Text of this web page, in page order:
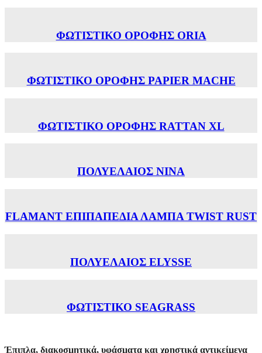
ΦΩΤΙΣΤΙΚΟ ΟΡΟΦΗΣ ORIA
ΦΩΤΙΣΤΙΚΟ ΟΡΟΦΗΣ PAPIER MACHE
ΦΩΤΙΣΤΙΚΟ ΟΡΟΦΗΣ RATTAN XL
ΠΟΛΥΕΛΑΙΟΣ ΝΙΝΑ
FLAMANT ΕΠΙΠΑΠΕΔΙΑ ΛΑΜΠΑ TWIST RUST
ΠΟΛΥΕΛΑΙΟΣ ELYSSE
ΦΩΤΙΣΤΙΚΟ SEAGRASS
Έπιπλα, διακοσμητικά, υφάσματα και χρηστικά αντικείμενα